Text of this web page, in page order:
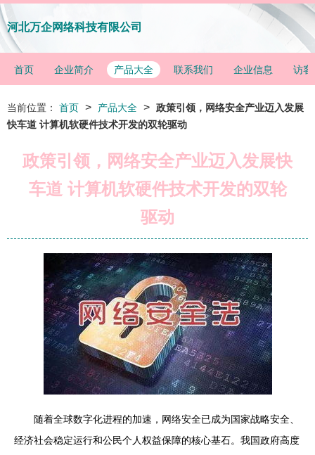
河北万企网络科技有限公司
首页 企业简介 产品大全 联系我们 企业信息 访客
当前位置： 首页 > 产品大全 > 政策引领，网络安全产业迈入发展
快车道 计算机软硬件技术开发的双轮驱动
政策引领，网络安全产业迈入发展快
车道 计算机软硬件技术开发的双轮
驱动
随着全球数字化进程的加速，网络安全已成为国家战略安全、
经济社会稳定运行和公民个人权益保障的核心基石。我国政府高度